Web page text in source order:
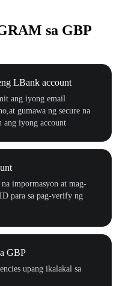
sa GBP
LBank account
ang iyong email
gumawa ng secure na
ang iyong account
impormasyon at mag-
para sa pag-verify ng
GBP
upang ikalakal sa